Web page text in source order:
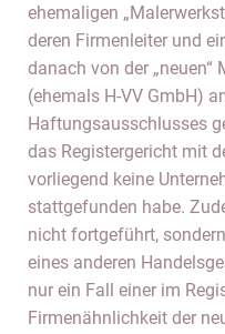
ehemaligen
deren Firmenleiter und
danach von der „neuen“
(ehemals H-VV GmbH)
Haftungsausschlusses
das Registergericht mit
vorliegend keine
stattgefunden habe.
nicht fortgeführt,
eines anderen
nur ein Fall einer im
Firmenähnlichkeit der